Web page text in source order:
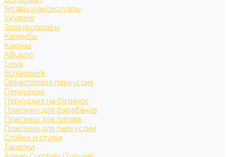
Гитары и аксессуары
Укулеле
Электрогитары
Калимбы
Кахоны
ABueno
Leiva
Schlagwerk
Оркестровая перкуссия
Перкуссия
Перкуссия на ботинок
Пластики для барабанов
Пластики для литавр
Пластики для перкуссии
Стойки и стулья
Тарелки